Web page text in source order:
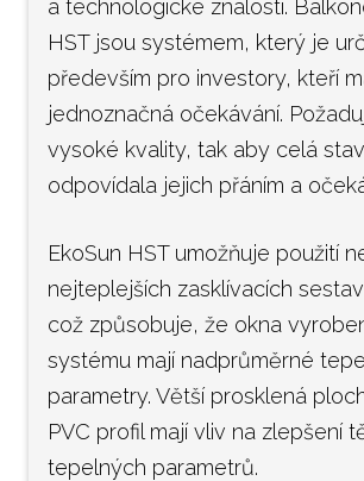
a technologické znalosti.
HST jsou systémem, který je
především pro investory, kteří
jednoznačná očekávání.
vysoké kvality, tak aby celá
odpovídala jejich přáním a
EkoSun HST umožňuje použití
nejteplejších zasklívacích
což způsobuje, že okna
systému mají nadprůměrné
parametry. Větší prosklená
PVC profil mají vliv na zlepšení
tepelných parametrů.